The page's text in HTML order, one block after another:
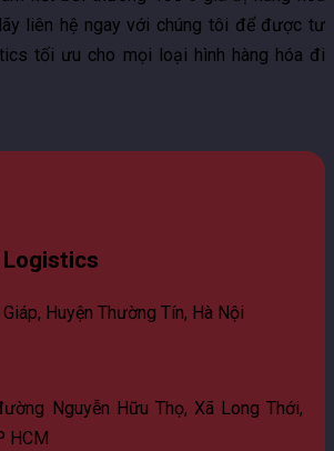
liên hệ ngay với chúng tôi để được tư
tối ưu cho mọi loại hình hàng hóa đi
Huyện Thường Tín, Hà Nội
Nguyễn Hữu Thọ, Xã Long Thới,
HCM